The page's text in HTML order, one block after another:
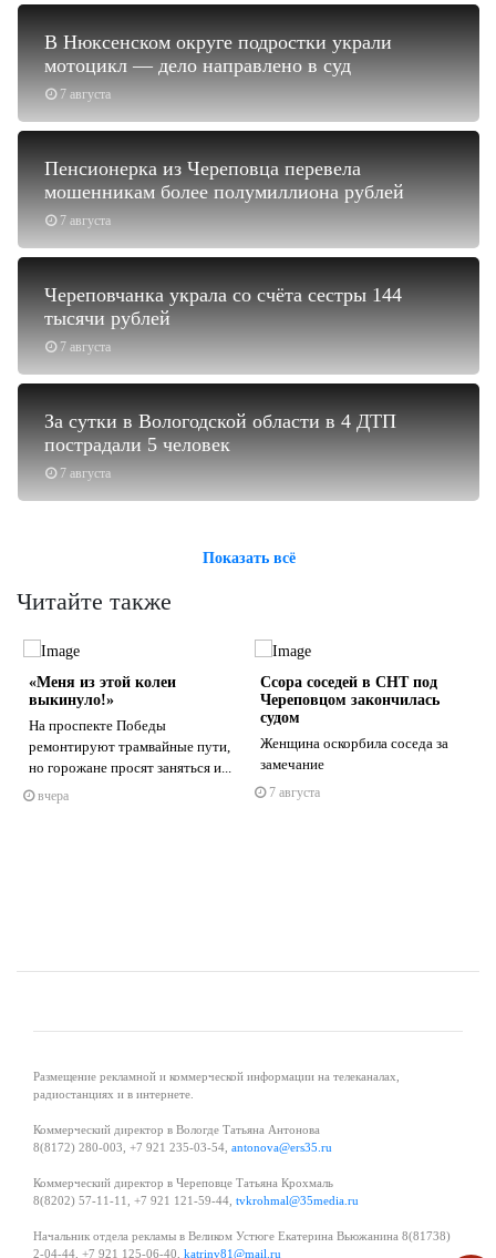
7 августа
В Нюксенском округе подростки украли
мотоцикл — дело направлено в суд
7 августа
Пенсионерка из Череповца перевела
мошенникам более полумиллиона рублей
7 августа
Череповчанка украла со счёта сестры 144
тысячи рублей
7 августа
За сутки в Вологодской области в 4 ДТП
пострадали 5 человек
Показать всё
Читайте также
«Меня из этой колеи
выкинуло!»
На проспекте Победы
ремонтируют трамвайные пути,
но горожане просят заняться и...
вчера
Ссора соседей в СНТ под
Череповцом закончилась
судом
Женщина оскорбила соседа за
замечание
7 августа
Размещение рекламной и коммерческой информации на телеканалах,
радиостанциях и в интернете.
Коммерческий директор в Вологде Татьяна Антонова
8(8172) 280-003, +7 921 235-03-54, antonova@ers35.ru
Коммерческий директор в Череповце Татьяна Крохмаль
8(8202) 57-11-11, +7 921 121-59-44, tvkrohmal@35media.ru
Начальник отдела рекламы в Великом Устюге Екатерина Вьюжанина 8(81738)
2-04-44, +7 921 125-06-40, katrinv81@mail.ru